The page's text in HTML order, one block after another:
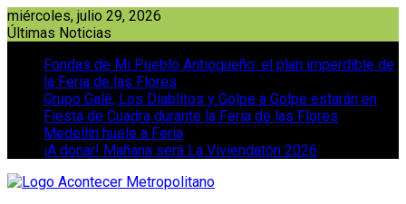
Saltar
al
miércoles, julio 29, 2026
Últimas Noticias
Fondas de Mi Pueblo Antioqueño: el plan imperdible de
la Feria de las Flores
Grupo Galé, Los Diablitos y Golpe a Golpe estarán en
Fiesta de Cuadra durante la Feria de las Flores
Medellín huele a Feria
¡A donar! Mañana será La Viviendatón 2026